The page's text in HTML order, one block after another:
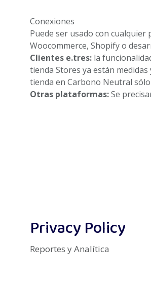
Conexiones
Puede ser usado con
Woocommerce, Shopify o
Clientes e.tres: la
tienda Stores ya están
tienda en Carbono Neutral
Otras plataformas:Se
Privacy Policy
Reportes y Analítica